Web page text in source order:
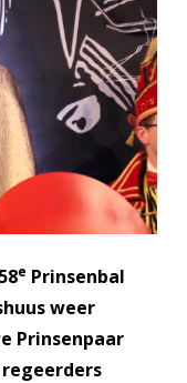
e Prinsenbal
weer
Prinsenpaar
regeerders